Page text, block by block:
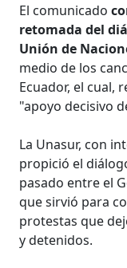
El comunicado
retomada del
Unión de
medio de los
Ecuador, el cual,
"apoyo decisivo
La Unasur, con
propició el
pasado entre el
que sirvió para
protestas que
y detenidos.